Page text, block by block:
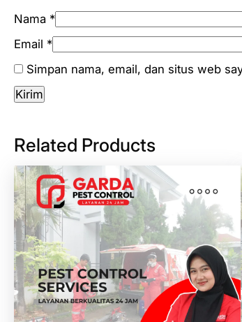
Nama *
Email *
Simpan nama, email, dan situs web
Related Products